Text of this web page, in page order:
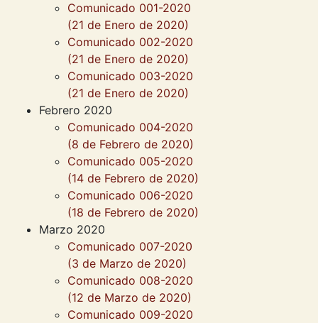
Comunicado 001-2020
(21 de Enero de 2020)
Comunicado 002-2020
(21 de Enero de 2020)
Comunicado 003-2020
(21 de Enero de 2020)
Febrero 2020
Comunicado 004-2020
(8 de Febrero de 2020)
Comunicado 005-2020
(14 de Febrero de 2020)
Comunicado 006-2020
(18 de Febrero de 2020)
Marzo 2020
Comunicado 007-2020
(3 de Marzo de 2020)
Comunicado 008-2020
(12 de Marzo de 2020)
Comunicado 009-2020